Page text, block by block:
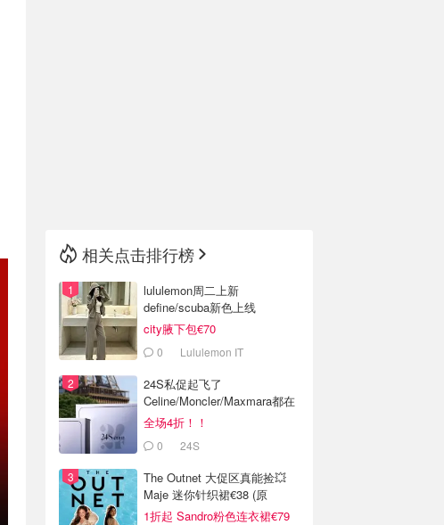
相关点击排行榜
lululemon周二上新
define/scuba新色上线
city腋下包€70
0 Lululemon IT
24S私促起飞了
Celine/Moncler/Maxmara都在
全场4折！！
0 24S
The Outnet 大促区真能捡💥
Maje 迷你针织裙€38 (原
€175）
1折起 Sandro粉色连衣裙€79